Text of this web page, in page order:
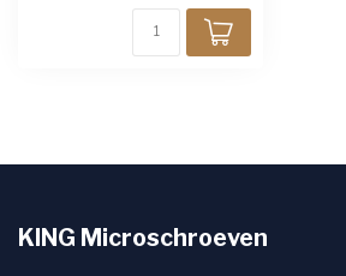
KING Microschroeven